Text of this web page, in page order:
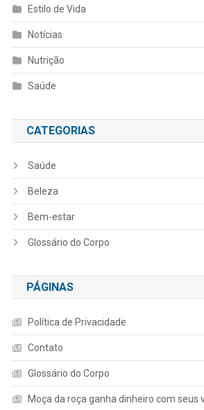
Estilo de Vida
Notícias
Nutrição
Saúde
CATEGORIAS
Saúde
Beleza
Bem-estar
Glossário do Corpo
PÁGINAS
Política de Privacidade
Contato
Glossário do Corpo
Moça da roça ganha dinheiro com seus